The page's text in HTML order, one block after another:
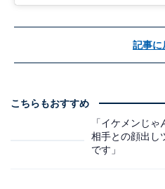
記事に
こちらもおすすめ
「イケメンじ
相手との顔出し
です」